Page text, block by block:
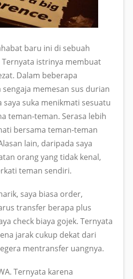
baru ini di sebuah
istrinya membuat
Dalam beberapa
sengaja memesan sus durian
saya suka menikmati sesuatu
teman-teman. Serasa lebih
bersama teman-teman
lain, daripada saya
orang yang tidak kenal,
teman sendiri.
saya biasa order,
transfer berapa plus
check biaya gojek. Ternyata
jarak cukup dekat dari
mentransfer uangnya.
Ternyata karena